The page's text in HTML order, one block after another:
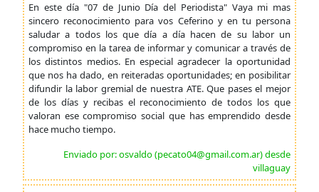
En este día "07 de Junio Día del Periodista" Vaya mi mas
sincero reconocimiento para vos Ceferino y en tu persona
saludar a todos los que día a día hacen de su labor un
compromiso en la tarea de informar y comunicar a través de
los distintos medios. En especial agradecer la oportunidad
que nos ha dado, en reiteradas oportunidades; en posibilitar
difundir la labor gremial de nuestra ATE. Que pases el mejor
de los días y recibas el reconocimiento de todos los que
valoran ese compromiso social que has emprendido desde
hace mucho tiempo.
Enviado por: osvaldo (pecato04@gmail.com.ar) desde
villaguay